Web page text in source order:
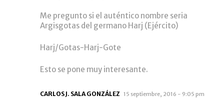
Me pregunto si el auténtico nombre seria
Argisgotas del germano Harj (Ejército)
Harj/Gotas-Harj-Gote
Esto se pone muy interesante.
CARLOS J. SALA GONZÁLEZ 15 septiembre, 2016 - 9:05 pm